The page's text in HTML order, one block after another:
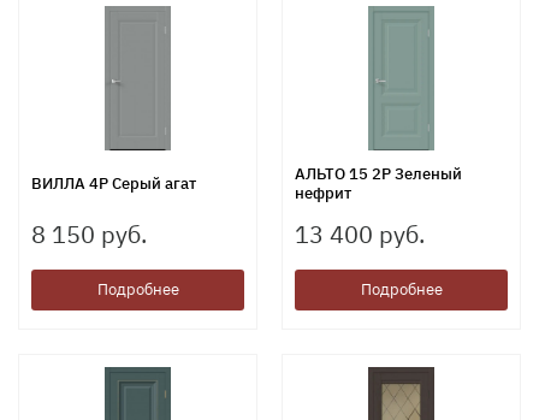
ВИЛЛА 4Р Серый агат
8 150 руб.
Подробнее
АЛЬТО 15 2Р Зеленый
нефрит
13 400 руб.
Подробнее